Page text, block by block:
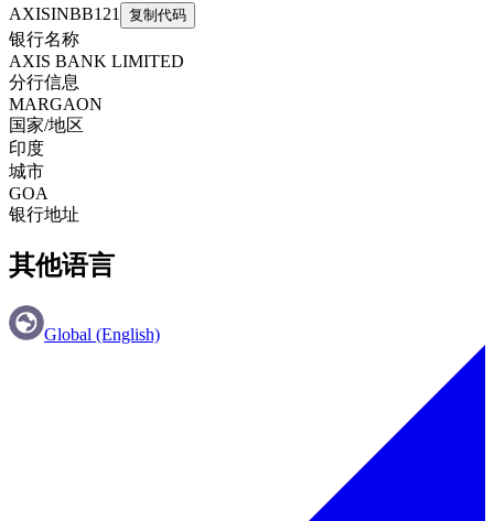
AXISINBB121
复制代码
银行名称
AXIS BANK LIMITED
分行信息
MARGAON
国家/地区
印度
城市
GOA
银行地址
其他语言
Global (English)